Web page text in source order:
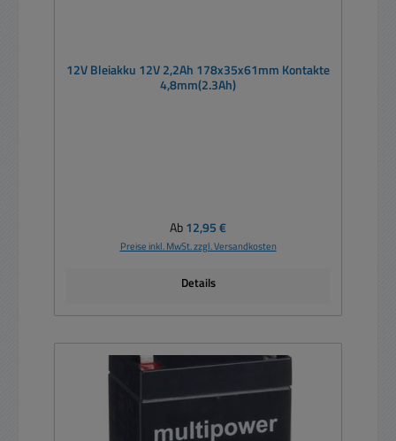
12V Bleiakku 12V 2,2Ah 178x35x61mm Kontakte
4,8mm(2.3Ah)
Regulärer Preis:
Ab12,95 €
Preise inkl. MwSt. zzgl. Versandkosten
Details